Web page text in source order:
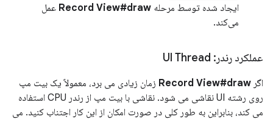
ایجاد شده توسط مرحله Record View#draw عمل
می‌کند.
عملکرد رندر: UI Thread
اگر Record View#draw زمان زیادی می برد، معمولاً یک بیت مپ
روی رشته UI نقاشی می شود. نقاشی با بیت مپ از رندر CPU استفاده
می کند، بنابراین به طور کلی در صورت امکان از این کار اجتناب کنید. می